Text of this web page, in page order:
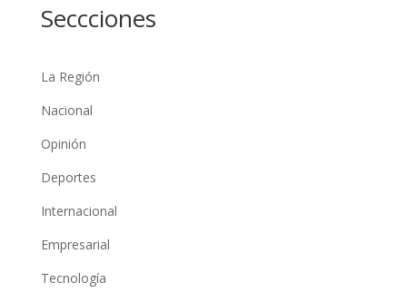
Seccciones
La Región
Nacional
Opinión
Deportes
Internacional
Empresarial
Tecnología